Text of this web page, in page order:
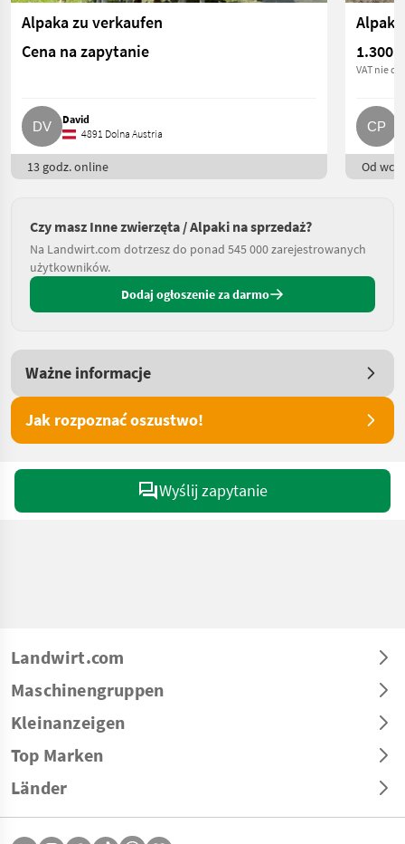
Alpaka zu verkaufen
Cena na zapytanie
David
4891 Dolna Austria
13 godz. online
1.300 €
VAT nie
Od
Czy masz Inne zwierzęta / Alpaki na sprzedaż?
Na Landwirt.com dotrzesz do ponad 545 000 zarejestrowanych
użytkowników.
Dodaj ogłoszenie za darmo
Ważne informacje
Jak rozpoznać oszustwo!
Wyślij zapytanie
Landwirt.com
Maschinengruppen
Kleinanzeigen
Top Marken
Länder